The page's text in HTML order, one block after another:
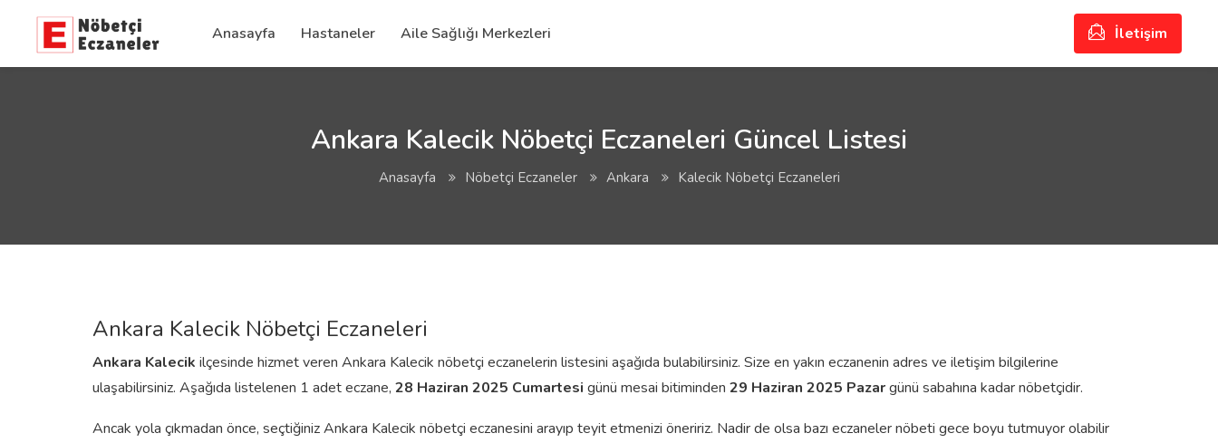
Anasayfa Hastaneler Aile Sağlığı Merkezleri İletişim
Ankara Kalecik Nöbetçi Eczaneleri Güncel Listesi
Anasayfa Nöbetçi Eczaneler Ankara Kalecik Nöbetçi Eczaneleri
Ankara Kalecik Nöbetçi Eczaneleri
Ankara Kalecik ilçesinde hizmet veren Ankara Kalecik nöbetçi eczanelerin listesini aşağıda bulabilirsiniz. Size en yakın eczanenin adres ve iletişim bilgilerine
ulaşabilirsiniz. Aşağıda listelenen 1 adet eczane, 28 Haziran 2025 Cumartesi günü mesai bitiminden 29 Haziran 2025 Pazargünü sabahına kadar nöbetçidir.
Ancak yola çıkmadan önce, seçtiğiniz Ankara Kalecik nöbetçi eczanesini arayıp teyit etmenizi öneririz. Nadir de olsa bazı eczaneler nöbeti gece boyu tutmuyor olabilir